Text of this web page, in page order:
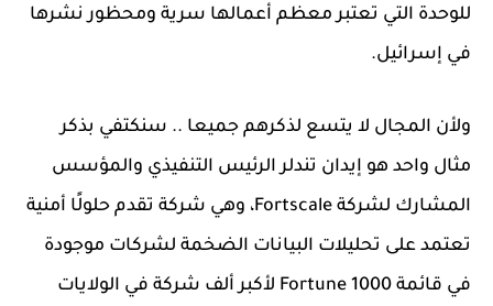
للوحدة التي تعتبر معظم أعمالها سرية ومحظور نشرها
في إسرائيل.
ولأن المجال لا يتسع لذكرهم جميعا .. سنكتفي بذكر
مثال واحد هو إيدان تندلر الرئيس التنفيذي والمؤسس
المشارك لشركة Fortscale، وهي شركة تقدم حلولًا أمنية
تعتمد على تحليلات البيانات الضخمة لشركات موجودة
في قائمة Fortune 1000 لأكبر ألف شركة في الولايات